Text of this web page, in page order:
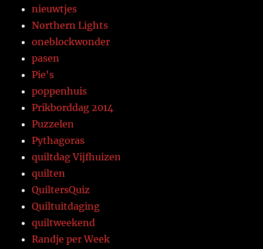
nieuwtjes
Northern Lights
oneblockwonder
pasen
Pie's
poppenhuis
Prikborddag 2014
Puzzelen
Pythagoras
quiltdag Vijfhuizen
quilten
QuiltersQuiz
Quiltuitdaging
quiltweekend
Randje per Week